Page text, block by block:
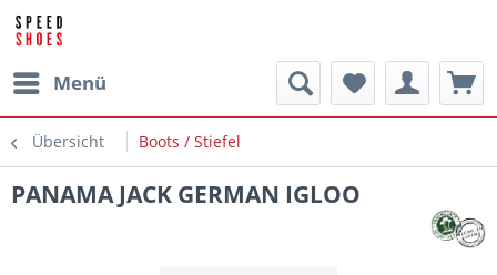
Menü
Übersicht Boots / Stiefel
PANAMA JACK GERMAN IGLOO